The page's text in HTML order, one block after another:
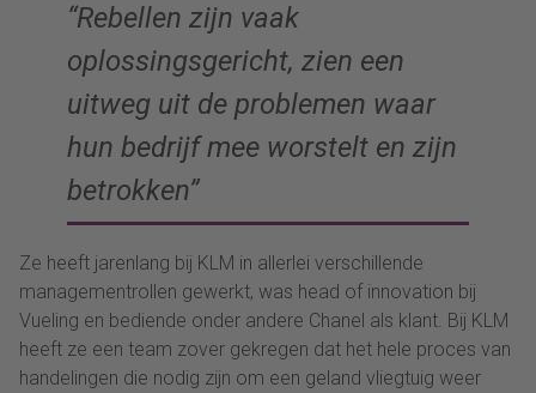
“Rebellen zijn vaak
oplossingsgericht, zien een
uitweg uit de problemen waar
hun bedrijf mee worstelt en zijn
betrokken”
Ze heeft jarenlang bij KLM in allerlei verschillende
managementrollen gewerkt, was head of innovation bij
Vueling en bediende onder andere Chanel als klant. Bij KLM
heeft ze een team zover gekregen dat het hele proces van
handelingen die nodig zijn om een geland vliegtuig weer